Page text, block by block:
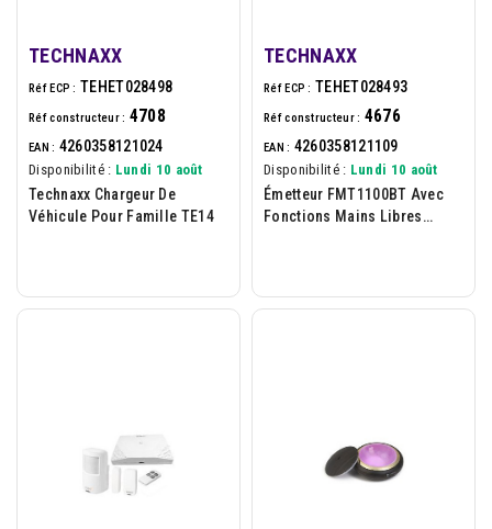
TECHNAXX
Réf ECP : TEHET028498
Réf constructeur : 4708
EAN : 4260358121024
Disponibilité : Lundi 10 août
Technaxx Chargeur De
Véhicule Pour Famille TE14
TECHNAXX
Réf ECP : TEHET028493
Réf constructeur : 4676
EAN : 4260358121109
Disponibilité : Lundi 10 août
Émetteur FMT1100BT Avec
Fonctions Mains Libres